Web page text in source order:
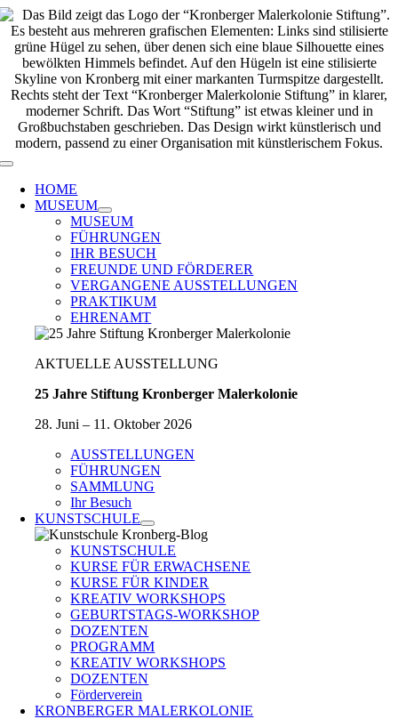
Zum
Inhalt
springen
Toggle
Navigation
HOME
MUSEUM
MUSEUM
FÜHRUNGEN
IHR BESUCH
FREUNDE UND FÖRDERER
VERGANGENE AUSSTELLUNGEN
PRAKTIKUM
EHRENAMT
AKTUELLE AUSSTELLUNG
25 Jahre Stiftung Kronberger Malerkolonie
28. Juni – 11. Oktober 2026
AUSSTELLUNGEN
FÜHRUNGEN
SAMMLUNG
Ihr Besuch
KUNSTSCHULE
KUNSTSCHULE
KURSE FÜR ERWACHSENE
KURSE FÜR KINDER
KREATIV WORKSHOPS
GEBURTSTAGS-WORKSHOP
DOZENTEN
PROGRAMM
KREATIV WORKSHOPS
DOZENTEN
Förderverein
KRONBERGER MALERKOLONIE